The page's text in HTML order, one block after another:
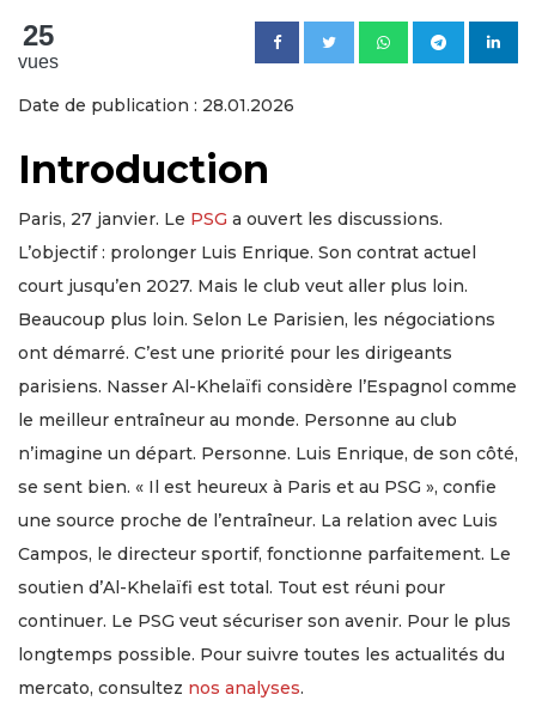
25
vues
Date de publication : 28.01.2026
Introduction
Paris, 27 janvier. Le PSG a ouvert les discussions.
L’objectif : prolonger Luis Enrique. Son contrat actuel
court jusqu’en 2027. Mais le club veut aller plus loin.
Beaucoup plus loin. Selon Le Parisien, les négociations
ont démarré. C’est une priorité pour les dirigeants
parisiens. Nasser Al-Khelaïfi considère l’Espagnol comme
le meilleur entraîneur au monde. Personne au club
n’imagine un départ. Personne. Luis Enrique, de son côté,
se sent bien. « Il est heureux à Paris et au PSG », confie
une source proche de l’entraîneur. La relation avec Luis
Campos, le directeur sportif, fonctionne parfaitement. Le
soutien d’Al-Khelaïfi est total. Tout est réuni pour
continuer. Le PSG veut sécuriser son avenir. Pour le plus
longtemps possible. Pour suivre toutes les actualités du
mercato, consultez nos analyses.